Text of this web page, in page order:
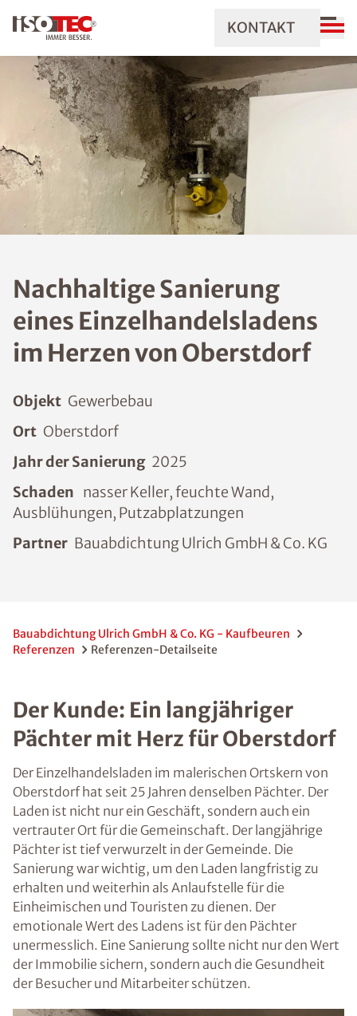
KONTAKT
Nachhaltige Sanierung
eines Einzelhandelsladens
im Herzen von Oberstdorf
Objekt Gewerbebau
Ort Oberstdorf
Jahr der Sanierung 2025
Schaden nasser Keller, feuchte Wand,
Ausblühungen, Putzabplatzungen
Partner Bauabdichtung Ulrich GmbH & Co. KG
Bauabdichtung Ulrich GmbH & Co. KG - Kaufbeuren
Referenzen
Referenzen-Detailseite
Der Kunde: Ein langjähriger
Pächter mit Herz für Oberstdorf
Der Einzelhandelsladen im malerischen Ortskern von
Oberstdorf hat seit 25 Jahren denselben Pächter. Der
Laden ist nicht nur ein Geschäft, sondern auch ein
vertrauter Ort für die Gemeinschaft. Der langjährige
Pächter ist tief verwurzelt in der Gemeinde. Die
Sanierung war wichtig, um den Laden langfristig zu
erhalten und weiterhin als Anlaufstelle für die
Einheimischen und Touristen zu dienen. Der
emotionale Wert des Ladens ist für den Pächter
unermesslich. Eine Sanierung sollte nicht nur den Wert
der Immobilie sichern, sondern auch die Gesundheit
der Besucher und Mitarbeiter schützen.